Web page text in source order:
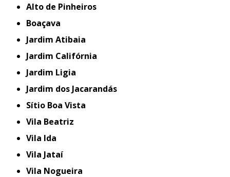
Alto de Pinheiros
Boaçava
Jardim Atibaia
Jardim Califórnia
Jardim Ligia
Jardim dos Jacarandás
Sítio Boa Vista
Vila Beatriz
Vila Ida
Vila Jataí
Vila Nogueira